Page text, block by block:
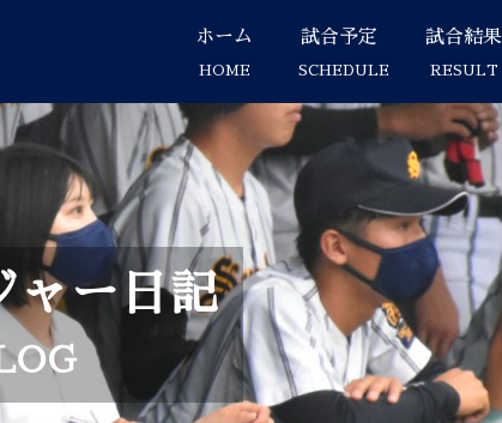
ホーム
HOME
試合予定
SCHEDULE
試合結果
RESULT
ャー日記